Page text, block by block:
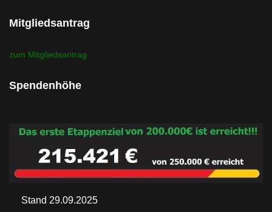
Mitgliedsantrag
zum Mitgliedsantrag
Spendenhöhe
Stand 29.09.2025